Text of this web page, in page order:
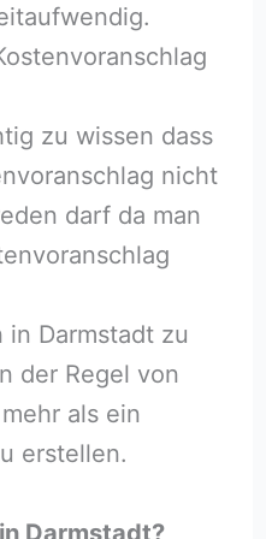
zu wissen dass
nicht
darf da man
in Darmstadt zu
der Regel von
als ein
erstellen.
Darmstadt?